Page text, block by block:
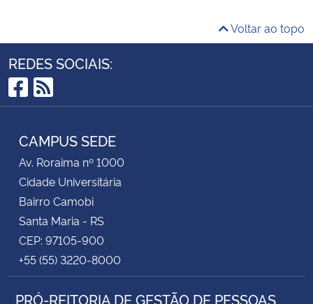
Voltar ao topo
REDES SOCIAIS:
Facebook
RSS
CAMPUS SEDE
Av. Roraima nº 1000
Cidade Universitária
Bairro Camobi
Santa Maria - RS
CEP: 97105-900
+55 (55) 3220-8000
PRÓ-REITORIA DE GESTÃO DE PESSOAS